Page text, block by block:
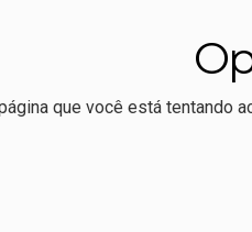
melhor Ideb da série
e político', dispara Maluf
que você está tentando